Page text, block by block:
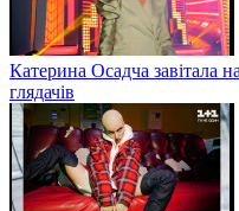
Катерина Осадча завітала
глядачів